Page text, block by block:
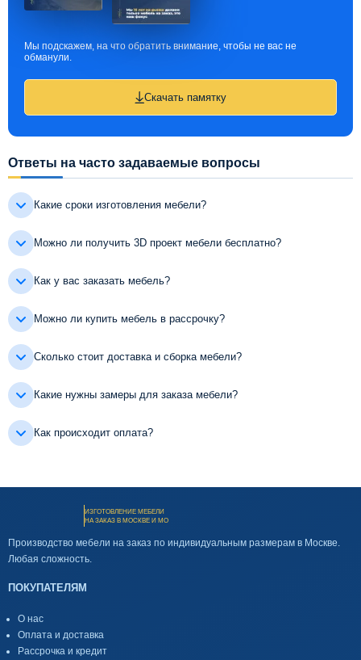
Мы подскажем, на что обратить внимание, чтобы не вас не
обманули.
Скачать памятку
Ответы на часто задаваемые вопросы
Какие сроки изготовления мебели?
Можно ли получить 3D проект мебели бесплатно?
Как у вас заказать мебель?
Можно ли купить мебель в рассрочку?
Сколько стоит доставка и сборка мебели?
Какие нужны замеры для заказа мебели?
Как происходит оплата?
ИЗГОТОВЛЕНИЕ МЕБЕЛИ
НА ЗАКАЗ В МОСКВЕ И МО
Производство мебели на заказ по индивидуальным размерам в Москве.
Любая сложность.
ПОКУПАТЕЛЯМ
О нас
Оплата и доставка
Рассрочка и кредит